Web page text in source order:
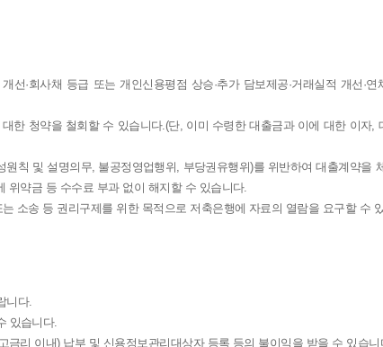
·회사채 등급 또는 개인신용평점 상승·추가 담보제공·거래실적 개선·연
한 청약을 철회할 수 있습니다.(단, 이미 수령한 대출금과 이에 대한 이자,
칙 및 설명의무, 불공정영업행위, 부당권유행위)를 위반하여 대출계약을
위약금 등 수수료 부과 없이 해지할 수 있습니다.
는 소송 등 권리구제를 위한 목적으로 저축은행에 자료의 열람을 요구할 수
니다.
있습니다.
리 이내) 납부 및 신용정보관리대상자 등록 등의 불이익을 받을 수 있습니